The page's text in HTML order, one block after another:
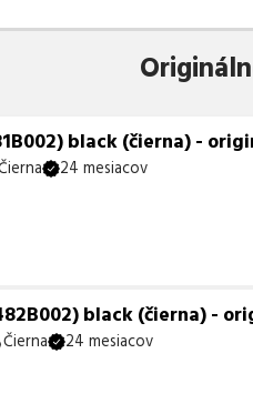
black (čierna) -
24 mesiacov
black (čierna) -
Čierna 24 mesiacov